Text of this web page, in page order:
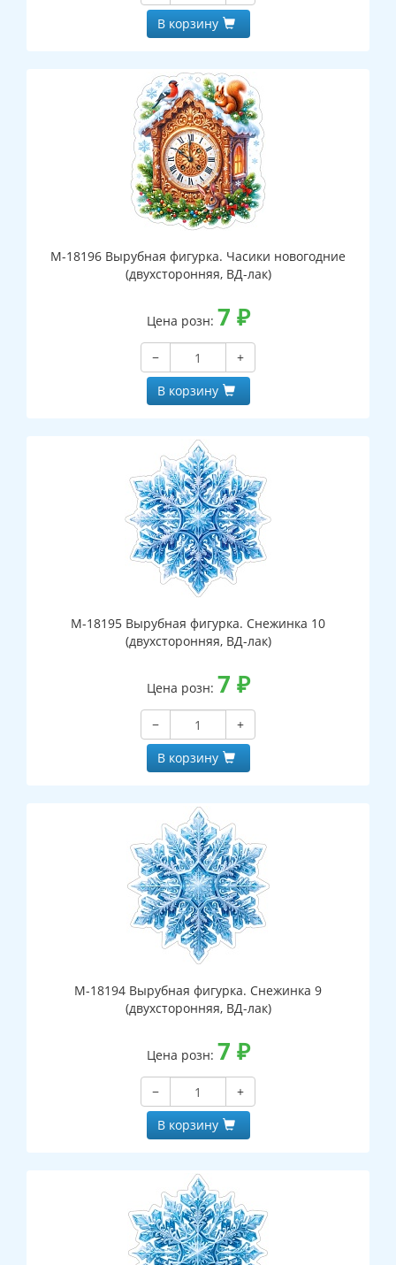
В корзину
М-18196 Вырубная фигурка. Часики новогодние
(двухсторонняя, ВД-лак)
Цена розн: 7 ₽
−
+
В корзину
М-18195 Вырубная фигурка. Снежинка 10
(двухсторонняя, ВД-лак)
Цена розн: 7 ₽
−
+
В корзину
М-18194 Вырубная фигурка. Снежинка 9
(двухсторонняя, ВД-лак)
Цена розн: 7 ₽
−
+
В корзину